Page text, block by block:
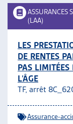
ASSURANCES
(LAA)
LES
DE RENTES
PAS
L’ÂGE
TF, arrêt
Assurance-